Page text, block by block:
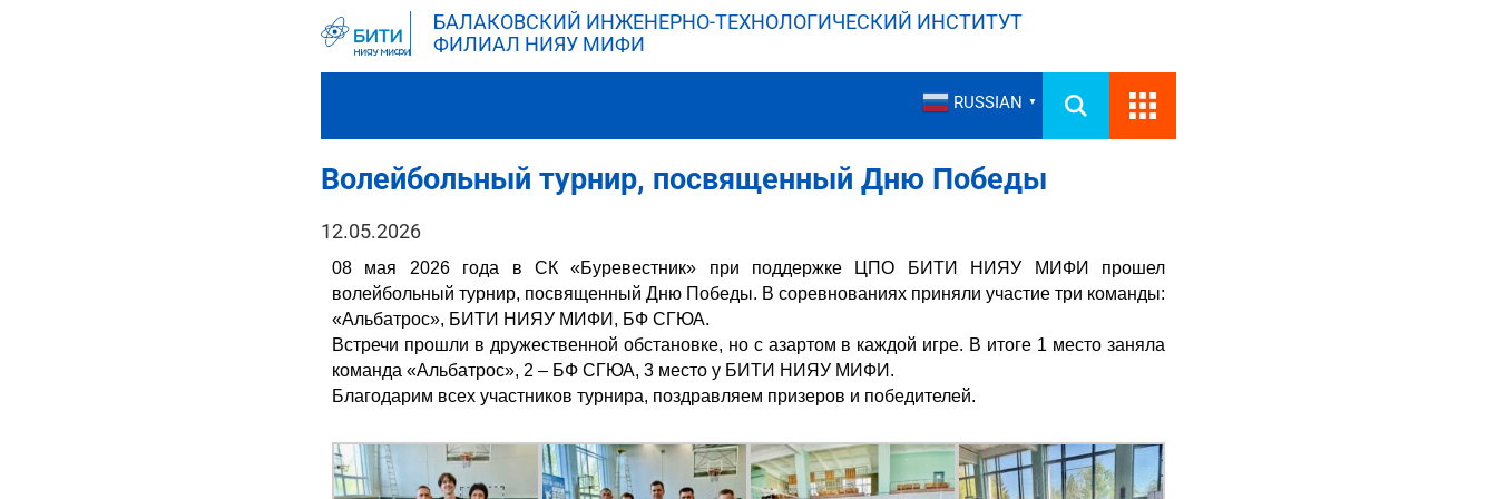
БАЛАКОВСКИЙ ИНЖЕНЕРНО-ТЕХНОЛОГИЧЕСКИЙ ИНСТИТУТ
ФИЛИАЛ НИЯУ МИФИ
RUSSIAN ▼
Волейбольный турнир, посвященный Дню Победы
12.05.2026
08 мая 2026 года в СК «Буревестник» при поддержке ЦПО БИТИ НИЯУ МИФИ прошел
волейбольный турнир, посвященный Дню Победы. В соревнованиях приняли участие три команды:
«Альбатрос», БИТИ НИЯУ МИФИ, БФ СГЮА.
Встречи прошли в дружественной обстановке, но с азартом в каждой игре. В итоге 1 место заняла
команда «Альбатрос», 2 – БФ СГЮА, 3 место у БИТИ НИЯУ МИФИ.
Благодарим всех участников турнира, поздравляем призеров и победителей.